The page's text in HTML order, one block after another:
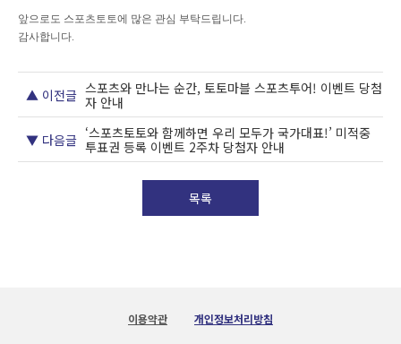
앞으로도 스포츠토토에 많은 관심 부탁드립니다.
감사합니다.
▲ 이전글 스포츠와 만나는 순간, 토토마블 스포츠투어! 이벤트 당첨
자 안내
▼ 다음글 ‘스포츠토토와 함께하면 우리 모두가 국가대표!’ 미적중
투표권 등록 이벤트 2주차 당첨자 안내
목록
이용약관 개인정보처리방침